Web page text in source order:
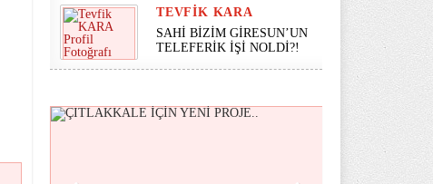
TEVFIK KARA
SAHİ BİZİM GİRESUN’UN
TELEFERİK İŞİ NOLDİ?!